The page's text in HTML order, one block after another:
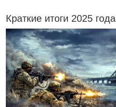
Краткие итоги 2025 года